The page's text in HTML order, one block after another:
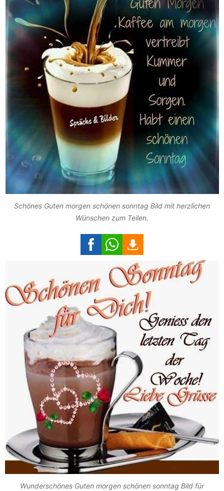
Schönes Guten morgen schönen sonntag Bild mit herzlichen
Wünschen zum Teilen.
Wunderschönes Guten morgen schönen sonntag Bild für